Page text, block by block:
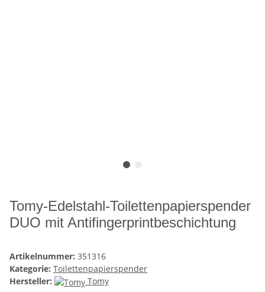
Tomy-Edelstahl-Toilettenpapierspender
DUO mit Antifingerprintbeschichtung
Artikelnummer: 351316
Kategorie: Toilettenpapierspender
Hersteller:
Tomy